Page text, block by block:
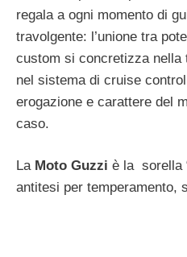
regala a ogni momento di
travolgente: l’unione tra
custom si concretizza nella
nel sistema di cruise
erogazione e carattere del
caso.
La Moto Guzzi è la sorella
antitesi per temperamento,